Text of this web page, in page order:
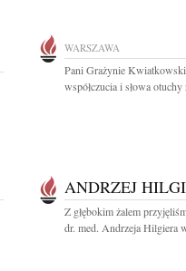
WARSZAWA
Pani Grażynie
współczucia i słowa
ANDRZEJ
Z głębokim żalem
dr. med. Andrzeja Hilgiera